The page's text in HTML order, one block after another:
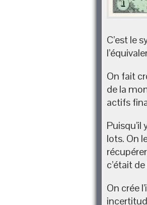
C’est le
On fait
de la
actifs
lots. On
c’était
On crée